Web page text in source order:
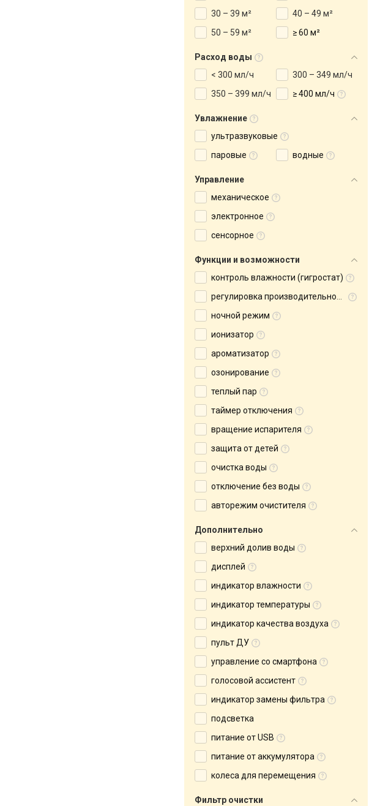
30 – 39 м²
40 – 49 м²
50 – 59 м²
≥ 60 м²
Расход воды
< 300 мл/ч
300 – 349 мл/ч
350 – 399 мл/ч
≥ 400 мл/ч
Увлажнение
ультразвуковые
паровые
водные
Управление
механическое
электронное
сенсорное
Функции и возможности
контроль влажности (гигростат)
регулировка производительности
ночной режим
ионизатор
ароматизатор
озонирование
теплый пар
таймер отключения
вращение испарителя
защита от детей
очистка воды
отключение без воды
авторежим очистителя
Дополнительно
верхний долив воды
дисплей
индикатор влажности
индикатор температуры
индикатор качества воздуха
пульт ДУ
управление со смартфона
голосовой ассистент
индикатор замены фильтра
подсветка
питание от USB
питание от аккумулятора
колеса для перемещения
Фильтр очистки